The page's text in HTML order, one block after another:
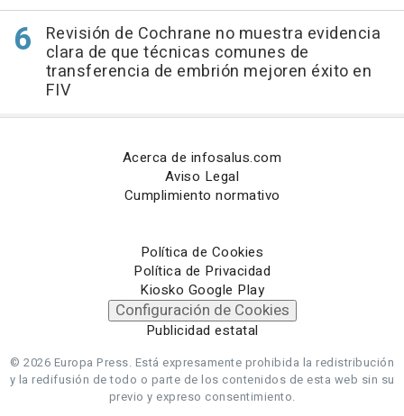
Revisión de Cochrane no muestra evidencia
clara de que técnicas comunes de
transferencia de embrión mejoren éxito en
FIV
Acerca de infosalus.com
Aviso Legal
Cumplimiento normativo
Política de Cookies
Política de Privacidad
Kiosko Google Play
Configuración de Cookies
Publicidad estatal
© 2026 Europa Press. Está expresamente prohibida la redistribución
y la redifusión de todo o parte de los contenidos de esta web sin su
previo y expreso consentimiento.